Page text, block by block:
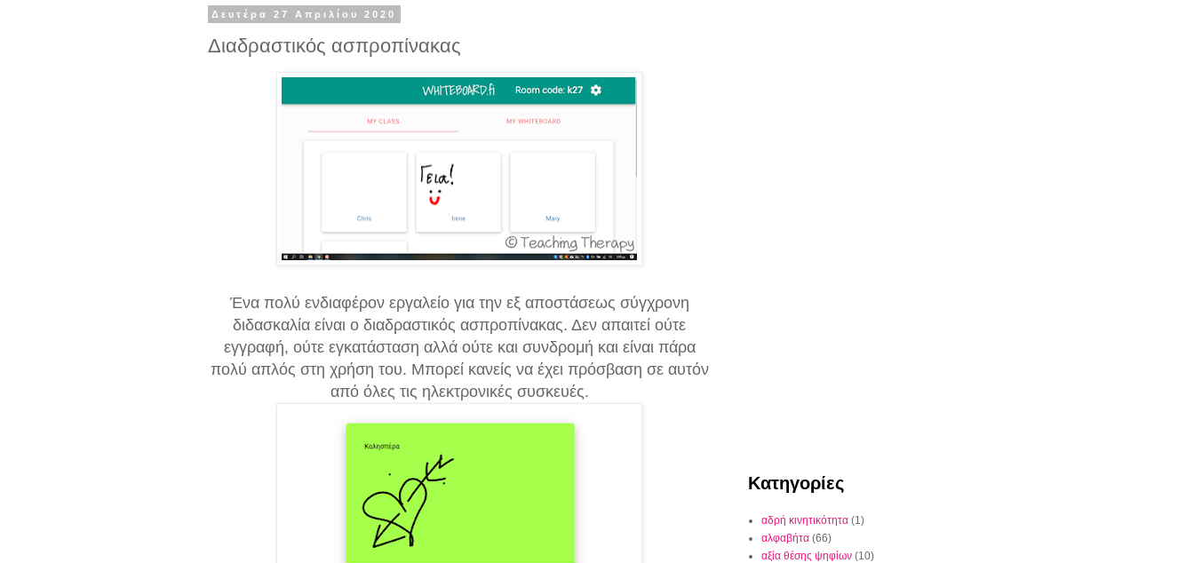
Δευτέρα 27 Απριλίου 2020
Διαδραστικός ασπροπίνακας
Ένα πολύ ενδιαφέρον εργαλείο για την εξ αποστάσεως σύγχρονη
διδασκαλία είναι ο διαδραστικός ασπροπίνακας. Δεν απαιτεί ούτε
εγγραφή, ούτε εγκατάσταση αλλά ούτε και συνδρομή και είναι πάρα
πολύ απλός στη χρήση του. Μπορεί κανείς να έχει πρόσβαση σε αυτόν
από όλες τις ηλεκτρονικές συσκευές.
Κατηγορίες
αδρή κινητικότητα (1)
αλφαβήτα (66)
αξία θέσης ψηφίων (10)